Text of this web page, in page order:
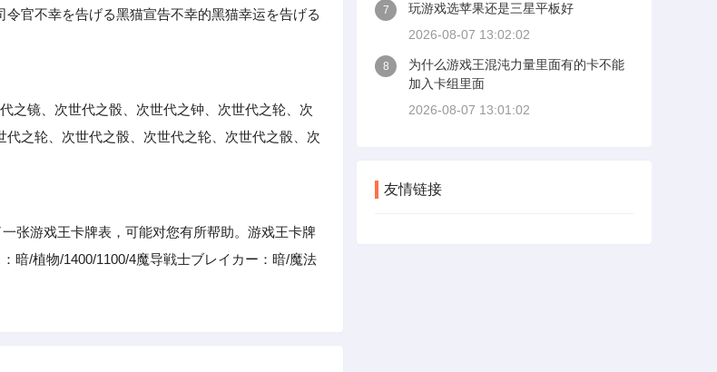
官不幸を告げる黑猫宣告不幸的黑猫幸运を告げる
镜、次世代之骰、次世代之钟、次世代之轮、次
之轮、次世代之骰、次世代之轮、次世代之骰、次
张游戏王卡牌表，可能对您有所帮助。游戏王卡牌
暗/植物/1400/1100/4魔导戦士ブレイカー：暗/魔法
7
玩游戏选苹果还是三星平板好
2026-08-07 13:02:02
8
为什么游戏王混沌力量里面有的卡不能
加入卡组里面
2026-08-07 13:01:02
友情链接